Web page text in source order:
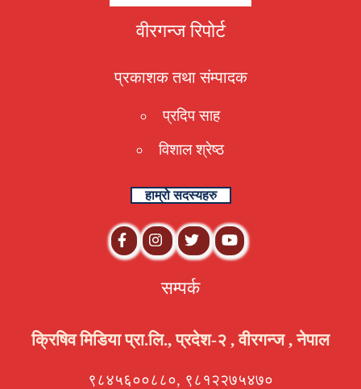
वीरगन्ज रिपोर्ट
प्रकाशक तथा संम्पादक
प्रदिप साह
विशाल श्रेष्ठ
हाम्रो सदस्यहरु
सम्पर्क
क्रिषिव मिडिया प्रा.लि., प्रदेश-२ , वीरगन्ज , नेपाल
९८४५६००८८०, ९८१२२७५४७०